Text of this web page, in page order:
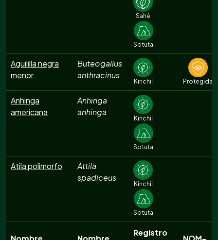
Sahé
Sotuta
Aguililla negra
menor
Buteogallus
anthracinus
Kinchil Protegida
Anhinga
americana
Anhinga
anhinga
Kinchil
Sotuta
Atila polimorfo
Attila
spadiceus
Kinchil
Sotuta
Registro